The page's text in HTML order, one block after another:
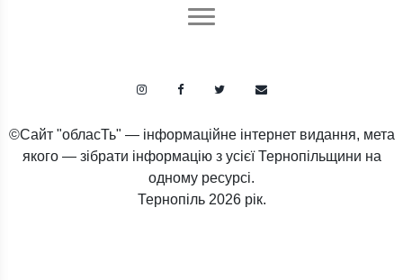
©Сайт "обласТь" — інформаційне інтернет видання, мета
якого — зібрати інформацію з усієї Тернопільщини на
одному ресурсі.
Тернопіль 2026 рік.